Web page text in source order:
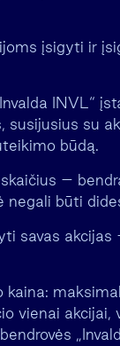
įsigyti ir
INVL“
su
būdą.
–
negali būti
savas
vienai